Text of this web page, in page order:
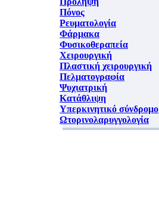
Πόνος
Ρευματολογία
Φάρμακα
Φυσικοθεραπεία
Χειρουργική
Πλαστική χειρουργική
Πελματογραφία
Ψυχιατρική
Κατάθλιψη
Υπερκινητικό σύνδρομο
Ωτορινολαρυγγολογία